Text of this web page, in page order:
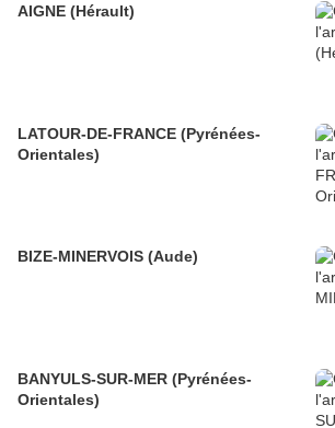
AIGNE (Hérault)
LATOUR-DE-FRANCE (Pyrénées-
Orientales)
BIZE-MINERVOIS (Aude)
BANYULS-SUR-MER (Pyrénées-
Orientales)